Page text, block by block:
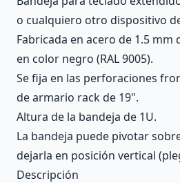
o cualquiero otro dispositivo
Fabricada en acero de 1.5
en color negro (RAL 9005).
Se fija en las perforaciones
de armario rack de 19".
Altura de la bandeja de 1U.
La bandeja puede pivotar
dejarla en posición vertical
Descripción